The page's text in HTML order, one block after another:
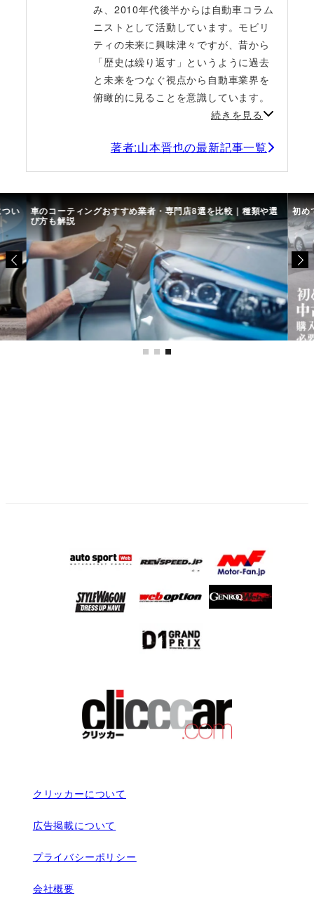
み、2010年代後半からは自動車コラム
ニストとして活動しています。モビリ
ティの未来に興味津々ですが、昔から
「歴史は繰り返す」というように過去
と未来をつなぐ視点から自動車業界を
俯瞰的に見ることを意識しています。
続きを見る
著者:山本晋也の最新記事一覧
い 車のコーティングおすすめ業者・専門店8選を比較｜種類や選
び方も解説
初め
クリッカーについて
広告掲載について
プライバシーポリシー
会社概要